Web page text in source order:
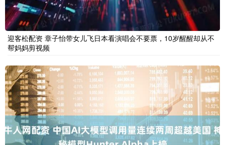
迎客松配资 章子怡带女儿飞日本看演唱会不要票，10岁醒醒却从不
帮妈妈剪视频